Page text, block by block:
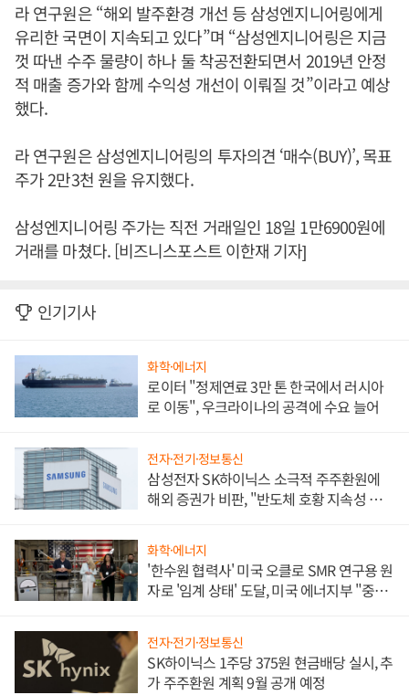
라 연구원은 “해외 발주환경 개선 등 삼성엔지니어링에게
유리한 국면이 지속되고 있다”며 “삼성엔지니어링은 지금
껏 따낸 수주 물량이 하나 둘 착공전환되면서 2019년 안정
적 매출 증가와 함께 수익성 개선이 이뤄질 것”이라고 예상
했다.
라 연구원은 삼성엔지니어링의 투자의견 ‘매수(BUY)’, 목표
주가 2만3천 원을 유지했다.
삼성엔지니어링 주가는 직전 거래일인 18일 1만6900원에
거래를 마쳤다. [비즈니스포스트 이한재 기자]
인기기사
화학·에너지
로이터 "정제연료 3만 톤 한국에서 러시아
로 이동", 우크라이나의 공격에 수요 늘어
전자·전기·정보통신
삼성전자 SK하이닉스 소극적 주주환원에
해외 증권가 비판, "반도체 호황 지속성 의
화학·에너지
'한수원 협력사' 미국 오클로 SMR 연구용 원
자로 '임계 상태' 도달, 미국 에너지부 "중요
전자·전기·정보통신
SK하이닉스 1주당 375원 현금배당 실시, 추
가 주주환원 계획 9월 공개 예정